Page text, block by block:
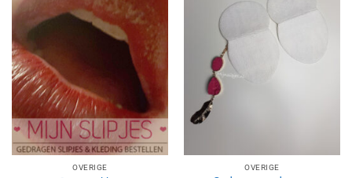
Aan
verlanglijst
toevoegen
OVERIGE
verlanglijst
OVERIGE